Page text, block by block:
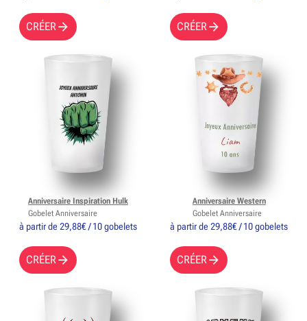
CRÉER CRÉER
à partir de 29,88€ / 10 gobelets
CRÉER
Anniversaire Inspiration Hulk
Gobelet Anniversaire
à partir de 29,88€ / 10 gobelets
CRÉER
Anniversaire Western
Gobelet Anniversaire